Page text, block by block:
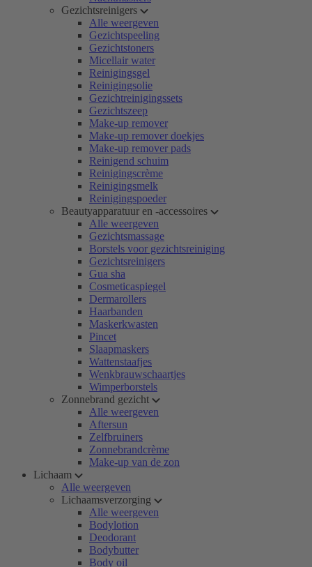
Gezichtsreinigers
Alle weergeven
Gezichtspeeling
Gezichtstoners
Micellair water
Reinigingsgel
Reinigingsolie
Gezichtreinigingssets
Gezichtszeep
Make-up remover
Make-up remover doekjes
Make-up remover pads
Reinigend schuim
Reinigingscrème
Reinigingsmelk
Reinigingspoeder
Beautyapparatuur en -accessoires
Alle weergeven
Gezichtsmassage
Borstels voor gezichtsreiniging
Gezichtsreinigers
Gua sha
Cosmeticaspiegel
Dermarollers
Haarbanden
Maskerkwasten
Pincet
Slaapmaskers
Wattenstaafjes
Wenkbrauwschaartjes
Wimperborstels
Zonnebrand gezicht
Alle weergeven
Aftersun
Zelfbruiners
Zonnebrandcrème
Make-up van de zon
Lichaam
Alle weergeven
Lichaamsverzorging
Alle weergeven
Bodylotion
Deodorant
Bodybutter
Body oil